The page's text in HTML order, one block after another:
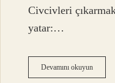
Civcivleri
yatar:…
Devamını okuyun
Yatmak